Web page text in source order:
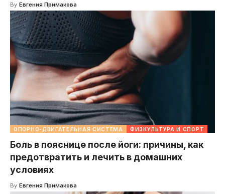
By Евгения Примакова
ОПОРНО-ДВИГАТЕЛЬНАЯ СИСТЕМА ФИЗКУЛЬТУРА И СПОРТ
Боль в пояснице после йоги: причины, как
предотвратить и лечить в домашних
условиях
By Евгения Примакова